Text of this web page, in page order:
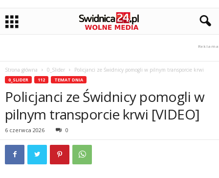
Strona główna 0_Slider Policjanci ze Świdnicy pomogli w pilnym transporcie krwi
0_SLIDER 112 TEMAT DNIA
Policjanci ze Świdnicy pomogli w
pilnym transporcie krwi [VIDEO]
6 czerwca 2026 0